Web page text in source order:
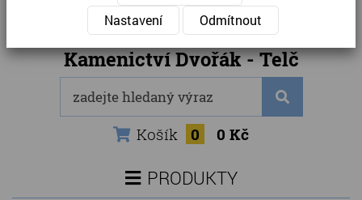
Naše kamenictví
Internetový obchod
Kamenictví Dvořák - Telč
Košík 0 0 Kč
PRODUKTY
Nastavení
Odmítnout